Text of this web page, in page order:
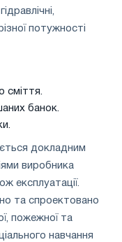
потужності
сміття.
банок.
докладним
виробника
експлуатації.
та спроектовано
пожежної та
навчання